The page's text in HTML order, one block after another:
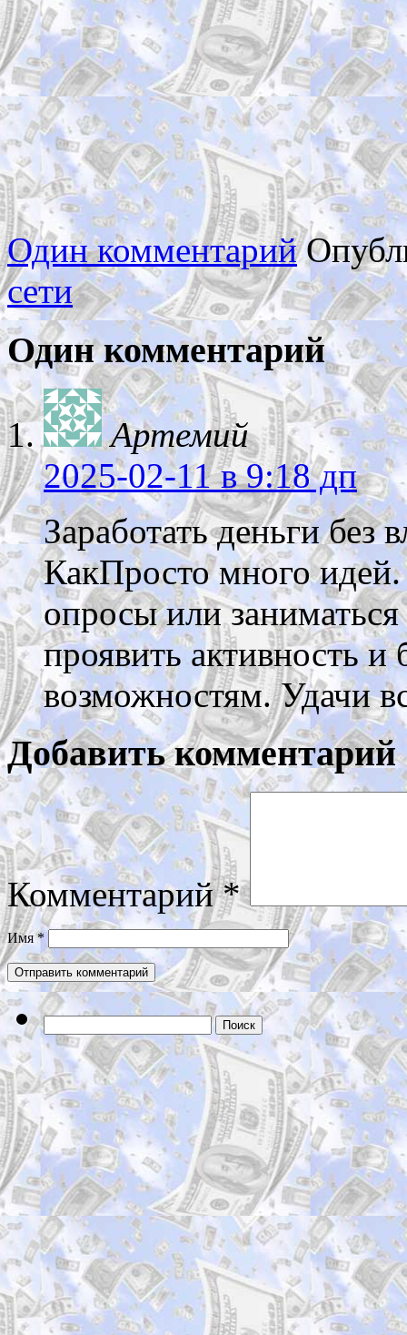
Один комментарий
сети
Один комментарий
Артемий
2025-02-11в 9:18 дп
Заработать деньги без
КакПросто много
опросы или
проявить активность
возможностям. Удачи
Добавить комментарий
Комментарий*
Имя*